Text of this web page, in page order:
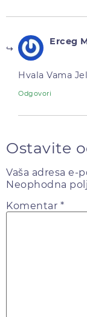
Erceg
Hvala Vama
Odgovori
Ostavite
Vaša adresa e-
Neophodna
Komentar *